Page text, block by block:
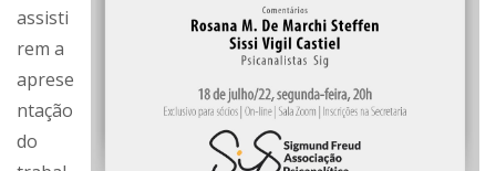
assisti
rem a
aprese
ntação
do